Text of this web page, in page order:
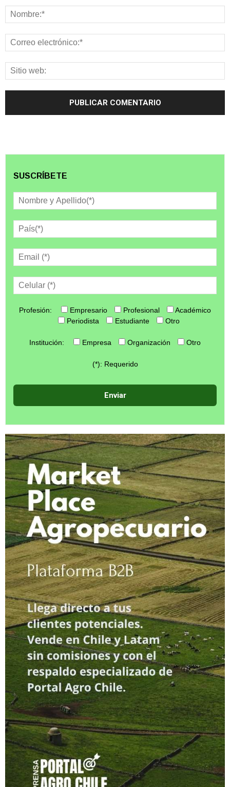
SUSCRÍBETE
Profesión: Empresario Profesional
Académico
Periodista
Estudiante Otro
Institución: Empresa Organización Otro
(*): Requerido